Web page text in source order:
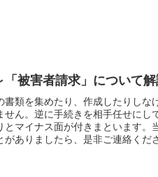
被害者請求」について解
類を集めたり、作成したりし
ん。逆に手続きを相手任せに
マイナス面が付きまといます
ありましたら、是非ご連絡くだ